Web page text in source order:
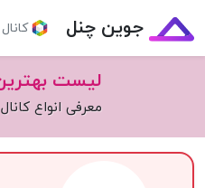
جوین چنل
لیست
معرفی انواع